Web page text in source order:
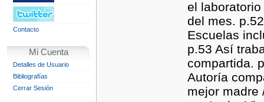
Contacto
Mi Cuenta
Detalles de Usuario
Bibliografías
Cerrar Sesión
el
del mes.
Escuelas
p.53 Así
compartida.
Autoría
mejor madre